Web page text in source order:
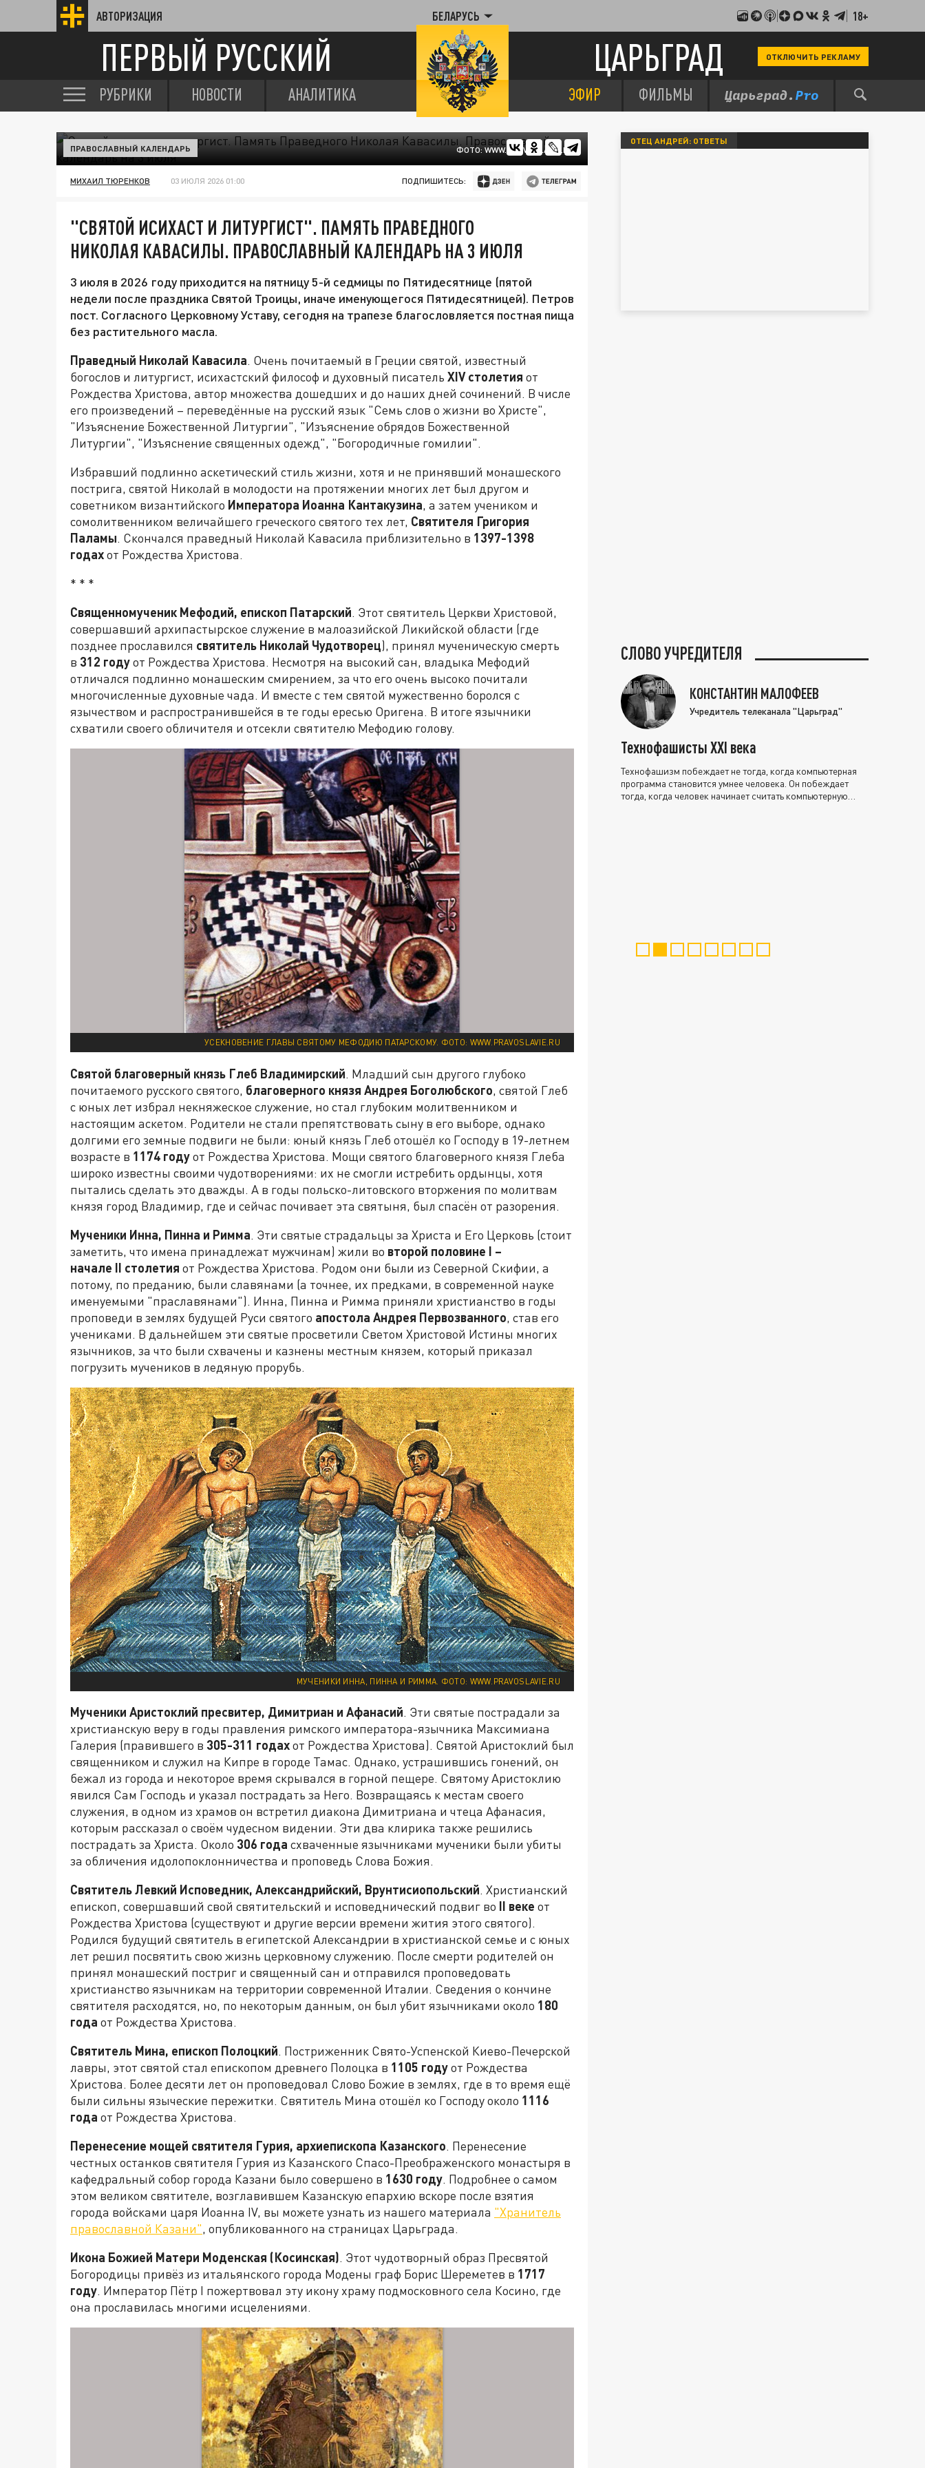
АВТОРИЗАЦИЯ БЕЛАРУСЬ 18+
ПЕРВЫЙ РУССКИЙ ЦАРЬГРАД ОТКЛЮЧИТЬ РЕКЛАМУ
РУБРИКИ НОВОСТИ АНАЛИТИКА ЭФИР ФИЛЬМЫ
ФОТО: WWW.PRAVOSLAVIE.RU
ПРАВОСЛАВНЫЙ КАЛЕНДАРЬ
МИХАИЛ ТЮРЕНКОВ 03 ИЮЛЯ 2026 01:00 ПОДПИШИТЕСЬ:
"СВЯТОЙ ИСИХАСТ И ЛИТУРГИСТ". ПАМЯТЬ ПРАВЕДНОГО
НИКОЛАЯ КАВАСИЛЫ. ПРАВОСЛАВНЫЙ КАЛЕНДАРЬ НА 3 ИЮЛЯ
3 июля в 2026 году приходится на пятницу 5-й седмицы по Пятидесятнице (пятой
недели после праздника Святой Троицы, иначе именующегося Пятидесятницей). Петров
пост. Согласного Церковному Уставу, сегодня на трапезе благословляется постная пища
без растительного масла.
Праведный Николай Кавасила. Очень почитаемый в Греции святой, известный
богослов и литургист, исихастский философ и духовный писатель XIVстолетия от
Рождества Христова, автор множества дошедших и до наших дней сочинений. В числе
его произведений – переведённые на русский язык "Семь слов о жизни во Христе",
"Изъяснение Божественной Литургии", "Изъяснение обрядов Божественной
Литургии", "Изъяснение священных одежд", "Богородичные гомилии".
Избравший подлинно аскетический стиль жизни, хотя и не принявший монашеского
пострига, святой Николай в молодости на протяжении многих лет был другом и
советником византийского Императора Иоанна Кантакузина, а затем учеником и
сомолитвенником величайшего греческого святого тех лет, Святителя Григория
Паламы. Скончался праведный Николай Кавасила приблизительно в 1397-1398
годахот Рождества Христова.
* * *
Священномученик Мефодий, епископ Патарский. Этот святитель Церкви Христовой,
совершавший архипастырское служение в малоазийской Ликийской области (где
позднее прославился святитель Николай Чудотворец), принял мученическую смерть
в 312 годуот Рождества Христова. Несмотря на высокий сан, владыка Мефодий
отличался подлинно монашеским смирением, за что его очень высоко почитали
многочисленные духовные чада. И вместе с тем святой мужественно боролся с
язычеством и распространившейся в те годы ересью Оригена. В итоге язычники
схватили своего обличителя и отсекли святителю Мефодию голову.
УСЕКНОВЕНИЕ ГЛАВЫ СВЯТОМУ МЕФОДИЮ ПАТАРСКОМУ. ФОТО: WWW.PRAVOSLAVIE.RU
Святой благоверный князь Глеб Владимирский. Младший сын другого глубоко
почитаемого русского святого, благоверного князя Андрея Боголюбского, святой Глеб
с юных лет избрал некняжеское служение, но стал глубоким молитвенником и
настоящим аскетом. Родители не стали препятствовать сыну в его выборе, однако
долгими его земные подвиги не были: юный князь Глеб отошёл ко Господу в 19-летнем
возрасте в 1174 годуот Рождества Христова. Мощи святого благоверного князя Глеба
широко известны своими чудотворениями: их не смогли истребить ордынцы, хотя
пытались сделать это дважды. А в годы польско-литовского вторжения по молитвам
князя город Владимир, где и сейчас почивает эта святыня, был спасён от разорения.
Мученики Инна, Пинна и Римма. Эти святые страдальцы за Христа и Его Церковь (стоит
заметить, что имена принадлежат мужчинам) жили во второй половине I –
начале II столетия от Рождества Христова. Родом они были из Северной Скифии, а
потому, по преданию, были славянами (а точнее, их предками, в современной науке
именуемыми "праславянами"). Инна, Пинна и Римма приняли христианство в годы
проповеди в землях будущей Руси святого апостола Андрея Первозванного, став его
учениками. В дальнейшем эти святые просветили Светом Христовой Истины многих
язычников, за что были схвачены и казнены местным князем, который приказал
погрузить мучеников в ледяную прорубь.
МУЧЕНИКИ ИННА, ПИННА И РИММА. ФОТО: WWW.PRAVOSLAVIE.RU
Мученики Аристоклий пресвитер, Димитриан и Афанасий. Эти святые пострадали за
христианскую веру в годы правления римского императора-язычника Максимиана
Галерия (правившего в 305-311 годахот Рождества Христова). Святой Аристоклий был
священником и служил на Кипре в городе Тамас. Однако, устрашившись гонений, он
бежал из города и некоторое время скрывался в горной пещере. Святому Аристоклию
явился Сам Господь и указал пострадать за Него. Возвращаясь к местам своего
служения, в одном из храмов он встретил диакона Димитриана и чтеца Афанасия,
которым рассказал о своём чудесном видении. Эти два клирика также решились
пострадать за Христа. Около 306 года схваченные язычниками мученики были убиты
за обличения идолопоклонничества и проповедь Слова Божия.
Святитель Левкий Исповедник, Александрийский, Врунтисиопольский. Христианский
епископ, совершавший свой святительский и исповеднический подвиг во II веке от
Рождества Христова (существуют и другие версии времени жития этого святого).
Родился будущий святитель в египетской Александрии в христианской семье и с юных
лет решил посвятить свою жизнь церковному служению. После смерти родителей он
принял монашеский постриг и священный сан и отправился проповедовать
христианство язычникам на территории современной Италии. Сведения о кончине
святителя расходятся, но, по некоторым данным, он был убит язычниками около 180
года от Рождества Христова.
Святитель Мина, епископ Полоцкий. Постриженник Свято-Успенской Киево-Печерской
лавры, этот святой стал епископом древнего Полоцка в 1105 годуот Рождества
Христова. Более десяти лет он проповедовал Слово Божие в землях, где в то время ещё
были сильны языческие пережитки. Святитель Мина отошёл ко Господу около 1116
года от Рождества Христова.
Перенесение мощей святителя Гурия, архиепископа Казанского. Перенесение
честных останков святителя Гурия из Казанского Спасо-Преображенского монастыря в
кафедральный собор города Казани было совершено в 1630 году. Подробнее о самом
этом великом святителе, возглавившем Казанскую епархию вскоре после взятия
города войсками царя Иоанна IV, вы можете узнать из нашего материала "Хранитель
православной Казани", опубликованного на страницах Царьграда.
Икона Божией Матери Моденская (Косинская). Этот чудотворный образ Пресвятой
Богородицы привёз из итальянского города Модены граф Борис Шереметев в 1717
году. Император Пётр I пожертвовал эту икону храму подмосковного села Косино, где
она прославилась многими исцелениями.
ОТЕЦ АНДРЕЙ: ОТВЕТЫ
СЛОВО УЧРЕДИТЕЛЯ
КОНСТАНТИН МАЛОФЕЕВ
Учредитель телеканала "Царьград"
Технофашисты XXI века
Технофашизм побеждает не тогда, когда компьютерная
программа становится умнее человека. Он побеждает
тогда, когда человек начинает считать компьютерную